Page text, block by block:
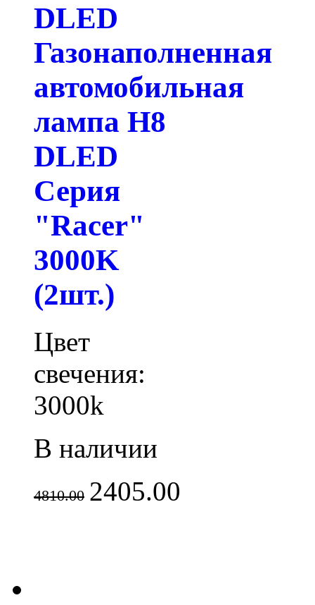
DLED
Газонаполненная
автомобильная
лампа H8
DLED
Серия
"Racer"
3000K
(2шт.)
Цвет
свечения:
3000k
В наличии
4810.00 2405.00